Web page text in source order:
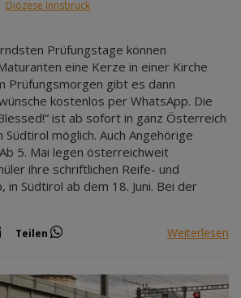
Diözese Innsbruck
Prüfungstage können
eine Kerze in einer Kirche
Prüfungsmorgen gibt es dann
kostenlos per WhatsApp. Die
ist ab sofort in ganz Österreich
Südtirol möglich. Auch Angehörige
5. Mai legen österreichweit
ihre schriftlichen Reife- und
in Südtirol ab dem 18. Juni. Bei der
Teilen Weiterlesen